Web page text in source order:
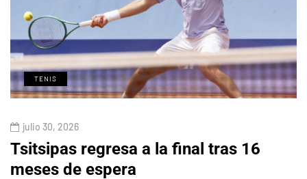
TENIS
julio 30, 2026
Tsitsipas regresa a la final tras 16
meses de espera